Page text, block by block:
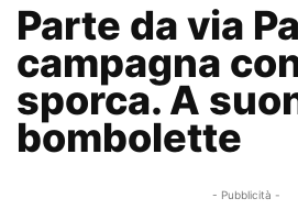
Parte da via
campagna
sporca. A
bombolette
- Pubblicità -